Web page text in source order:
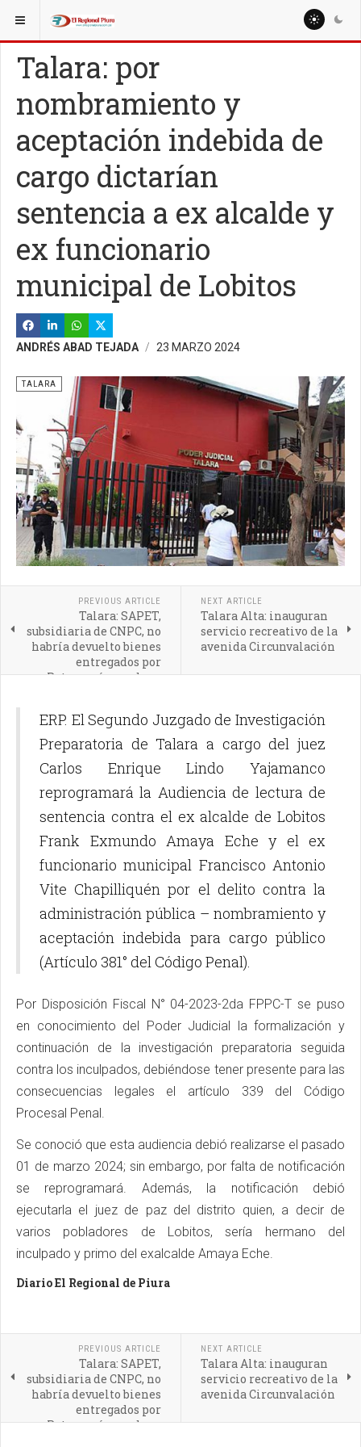
ESTÁ AQUÍ: REGIÓN PIURA
Talara: por
nombramiento y
aceptación indebida de
cargo dictarían
sentencia a ex alcalde y
ex funcionario
municipal de Lobitos
ANDRÉS ABAD TEJADA 23 MARZO 2024
TALARA
PREVIOUS ARTICLE
Talara: SAPET,
subsidiaria de CNPC, no
habría devuelto bienes
entregados por
Petroperú cuando se
NEXT ARTICLE
Talara Alta: inauguran
servicio recreativo de la
avenida Circunvalación
ERP. El Segundo Juzgado de Investigación
Preparatoria de Talara a cargo del juez
Carlos Enrique Lindo Yajamanco
reprogramará la Audiencia de lectura de
sentencia contra el ex alcalde de Lobitos
Frank Exmundo Amaya Eche y el ex
funcionario municipal Francisco Antonio
Vite Chapilliquén por el delito contra la
administración pública – nombramiento y
aceptación indebida para cargo público
(Artículo 381° del Código Penal).
Por Disposición Fiscal N° 04-2023-2da FPPC-T se puso
en conocimiento del Poder Judicial la formalización y
continuación de la investigación preparatoria seguida
contra los inculpados, debiéndose tener presente para las
consecuencias legales el artículo 339 del Código
Procesal Penal.
Se conoció que esta audiencia debió realizarse el pasado
01 de marzo 2024; sin embargo, por falta de notificación
se reprogramará. Además, la notificación debió
ejecutarla el juez de paz del distrito quien, a decir de
varios pobladores de Lobitos, sería hermano del
inculpado y primo del exalcalde Amaya Eche.
Diario El Regional de Piura
PREVIOUS ARTICLE
Talara: SAPET,
subsidiaria de CNPC, no
habría devuelto bienes
entregados por
Petroperú cuando se
NEXT ARTICLE
Talara Alta: inauguran
servicio recreativo de la
avenida Circunvalación